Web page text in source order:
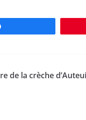
de la crèche